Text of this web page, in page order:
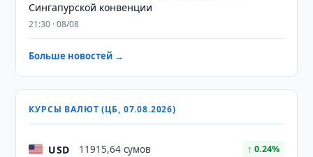
Сингапурской конвенции
21:30 · 08/08
Больше новостей →
КУРСЫ ВАЛЮТ (ЦБ, 07.08.2026)
USD 11915,64 сумов ↑ 0.24%